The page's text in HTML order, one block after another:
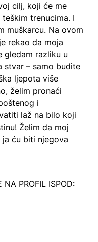
cilj, koji će me
trenucima. I
muškarcu. Na ovom
rekao da moja
gledam razliku u
stvar – samo budite
ljepota više
želim pronaći
i
laž na bilo koji
Želim da moj
ja ću biti njegova
NA PROFIL ISPOD: